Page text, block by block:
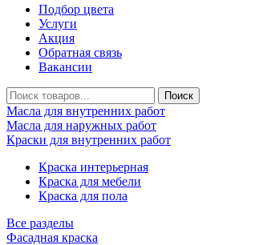
Подбор цвета
Услуги
Акция
Обратная связь
Вакансии
Масла для внутренних работ
Масла для наружных работ
Краски для внутренних работ
Краска интерьерная
Краска для мебели
Краска для пола
Все разделы
Фасадная краска